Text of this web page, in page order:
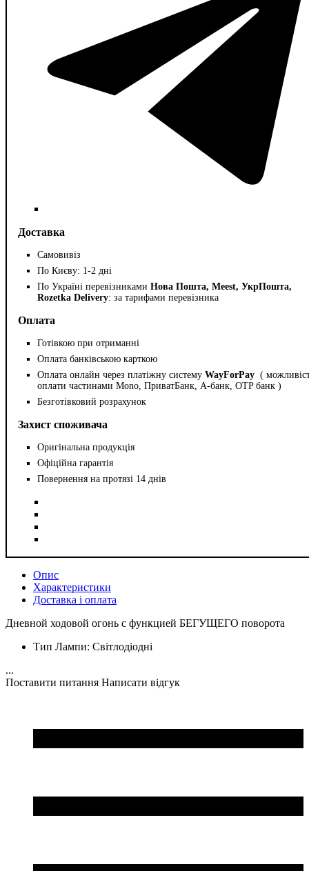
Доставка
Самовивіз
По Києву: 1-2 дні
По Україні перевізниками Нова Пошта, Meest, УкрПошта,
Rozetka Delivery: за тарифами перевізника
Оплата
Готівкою при отриманні
Оплата банківською карткою
Оплата онлайн через платіжну систему WayForPay (
оплати частинами Mono, ПриватБанк, А-банк, OTP банк )
Безготівковий розрахунок
Захист споживача
Оригінальна продукція
Офіційна гарантія
Повернення на протязі 14 днів
Опис
Характеристики
Доставка і оплата
Дневной ходовой огонь с функцией БЕГУЩЕГО поворота
Тип Лампи: Світлодіодні
...
Поставити питання Написати відгук